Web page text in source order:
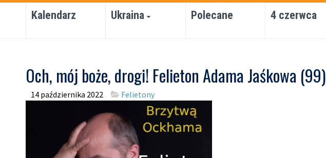
Kalendarz Ukraina Polecane 4 czerwca
Och, mój boże, drogi! Felieton Adama Jaśkowa (99)
14 października 2022 Felietony